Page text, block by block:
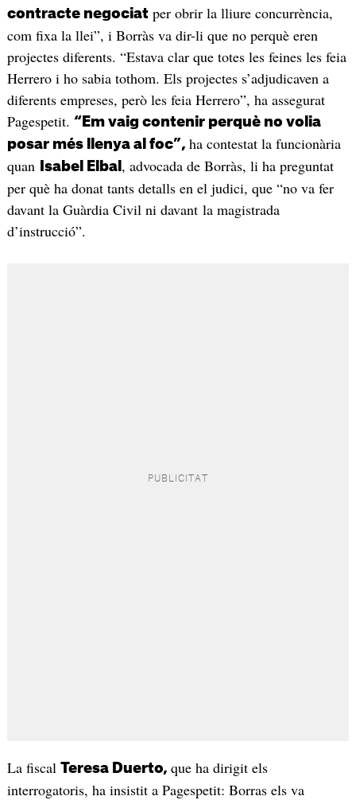
contracte negociatper obrir la lliure concurrència,
com fixa la llei”, i Borràs va dir-li que no perquè eren
projectes diferents. “Estava clar que totes les feines les feia
Herrero i ho sabia tothom. Els projectes s’adjudicaven a
diferents empreses, però les feia Herrero”, ha assegurat
Pagespetit. “Em vaig contenir perquè no volia
posar més llenya al foc”, ha contestat la funcionària
quan
Isabel Elbal , advocada de Borràs, li ha preguntat
per què ha donat tants detalls en el judici, que “no va fer
davant la Guàrdia Civil ni davant la magistrada
d’instrucció”.
La fiscal Teresa Duerto, que ha dirigit els
interrogatoris, ha insistit a Pagespetit: Borras els va